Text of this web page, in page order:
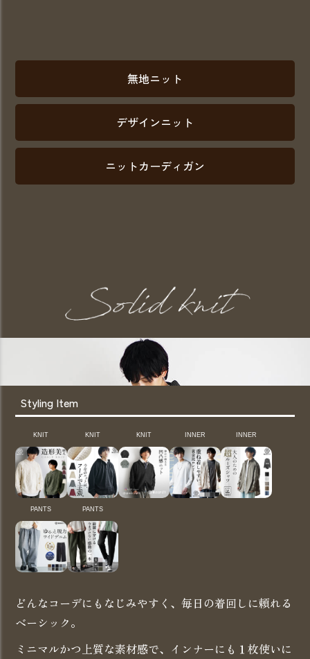
無地ニット
デザインニット
ニットカーディガン
Styling Item
KNIT KNIT KNIT INNER INNER
PANTS PANTS
どんなコーデにもなじみやすく、毎日の着回しに頼れる
ベーシック。
ミニマルかつ上質な素材感で、インナーにも１枚使いに